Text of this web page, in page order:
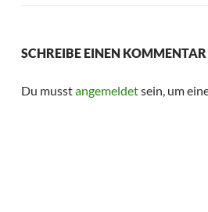
SCHREIBE EINEN KOMMENTAR
Du musstangemeldetsein, um